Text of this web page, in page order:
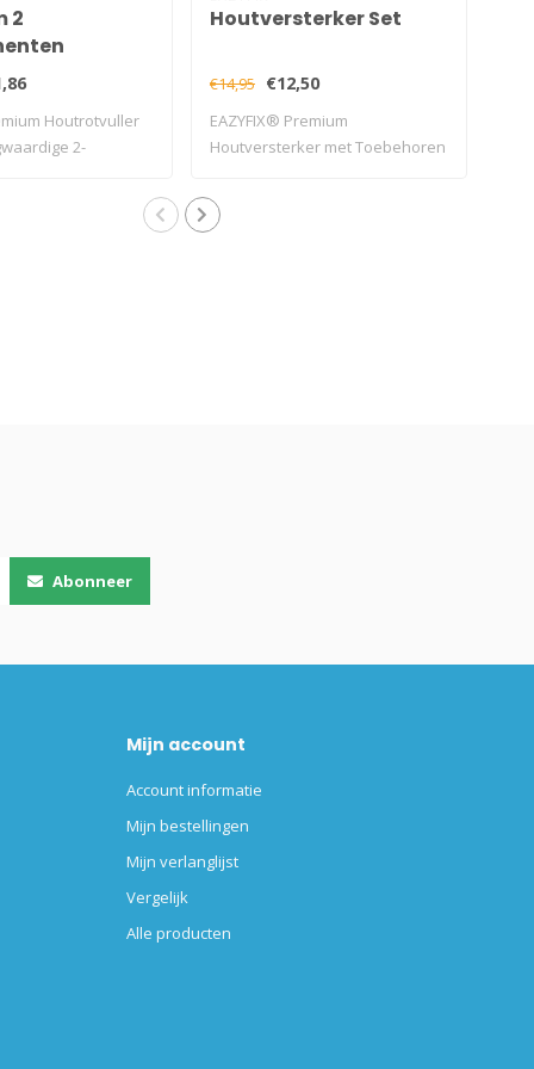
2
150ml
Houtrotvuller
2-
Houtversterker Set
€14,95 €12,50
EAZYFIX® Premium
Houtversterker met Toebehoren
Abonneer
Mijn account
Account informatie
Mijn bestellingen
Mijn verlanglijst
Vergelijk
Alle producten